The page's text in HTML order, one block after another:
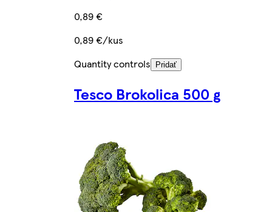
0,89 €
0,89 €/kus
Quantity controls
Pridať
Tesco Brokolica 500 g